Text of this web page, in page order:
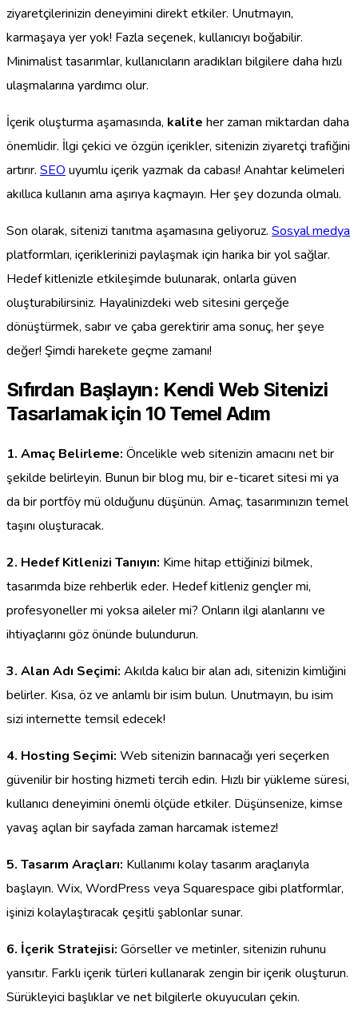
ziyaretçilerinizin deneyimini direkt etkiler. Unutmayın,
karmaşaya yer yok! Fazla seçenek, kullanıcıyı boğabilir.
Minimalist tasarımlar, kullanıcıların aradıkları bilgilere daha hızlı
ulaşmalarına yardımcı olur.
İçerik oluşturma aşamasında, kalite her zaman miktardan daha
önemlidir. İlgi çekici ve özgün içerikler, sitenizin ziyaretçi trafiğini
artırır. SEO uyumlu içerik yazmak da cabası! Anahtar kelimeleri
akıllıca kullanın ama aşırıya kaçmayın. Her şey dozunda olmalı.
Son olarak, sitenizi tanıtma aşamasına geliyoruz. Sosyal medya
platformları, içeriklerinizi paylaşmak için harika bir yol sağlar.
Hedef kitlenizle etkileşimde bulunarak, onlarla güven
oluşturabilirsiniz. Hayalinizdeki web sitesini gerçeğe
dönüştürmek, sabır ve çaba gerektirir ama sonuç, her şeye
değer! Şimdi harekete geçme zamanı!
Sıfırdan Başlayın: Kendi Web Sitenizi
Tasarlamak için 10 Temel Adım
1. Amaç Belirleme: Öncelikle web sitenizin amacını net bir
şekilde belirleyin. Bunun bir blog mu, bir e-ticaret sitesi mi ya
da bir portföy mü olduğunu düşünün. Amaç, tasarımınızın temel
taşını oluşturacak.
2. Hedef Kitlenizi Tanıyın: Kime hitap ettiğinizi bilmek,
tasarımda bize rehberlik eder. Hedef kitleniz gençler mi,
profesyoneller mi yoksa aileler mi? Onların ilgi alanlarını ve
ihtiyaçlarını göz önünde bulundurun.
3. Alan Adı Seçimi: Akılda kalıcı bir alan adı, sitenizin kimliğini
belirler. Kısa, öz ve anlamlı bir isim bulun. Unutmayın, bu isim
sizi internette temsil edecek!
4. Hosting Seçimi: Web sitenizin barınacağı yeri seçerken
güvenilir bir hosting hizmeti tercih edin. Hızlı bir yükleme süresi,
kullanıcı deneyimini önemli ölçüde etkiler. Düşünsenize, kimse
yavaş açılan bir sayfada zaman harcamak istemez!
5. Tasarım Araçları: Kullanımı kolay tasarım araçlarıyla
başlayın. Wix, WordPress veya Squarespace gibi platformlar,
işinizi kolaylaştıracak çeşitli şablonlar sunar.
6. İçerik Stratejisi: Görseller ve metinler, sitenizin ruhunu
yansıtır. Farklı içerik türleri kullanarak zengin bir içerik oluşturun.
Sürükleyici başlıklar ve net bilgilerle okuyucuları çekin.